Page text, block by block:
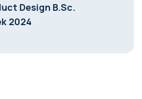
Design B.Sc.
2024